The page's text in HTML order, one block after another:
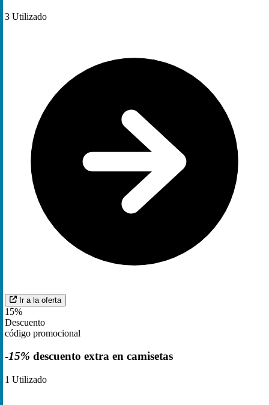
3 Utilizado
Ir a la oferta
15%
Descuento
código promocional
-15% descuento extra en camisetas
1 Utilizado